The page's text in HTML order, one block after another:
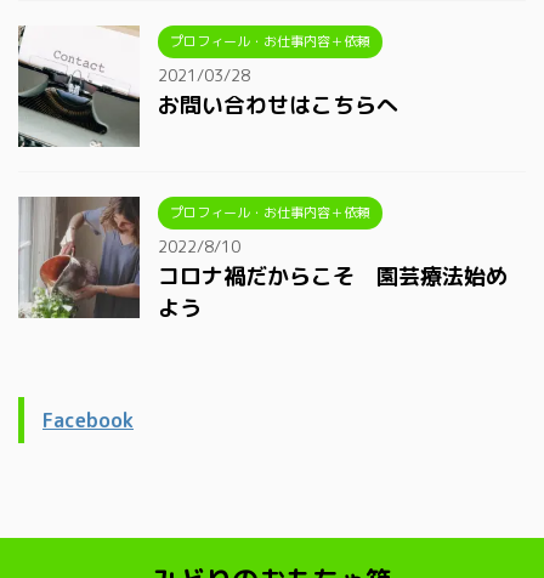
プロフィール・お仕事内容＋依頼
2021/03/28
お問い合わせはこちらへ
プロフィール・お仕事内容＋依頼
2022/8/10
コロナ禍だからこそ 園芸療法始め
よう
Facebook